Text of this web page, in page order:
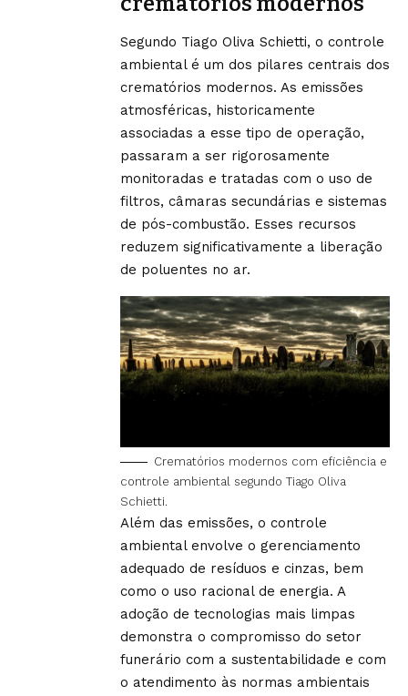
Segundo Tiago Oliva Schietti, o controle
ambiental é um dos pilares centrais dos
crematórios modernos. As emissões
atmosféricas, historicamente
associadas a esse tipo de operação,
passaram a ser rigorosamente
monitoradas e tratadas com o uso de
filtros, câmaras secundárias e sistemas
de pós-combustão. Esses recursos
reduzem significativamente a liberação
de poluentes no ar.
Crematórios modernos com eficiência e
controle ambiental segundo Tiago Oliva
Schietti.
Além das emissões, o controle
ambiental envolve o gerenciamento
adequado de resíduos e cinzas, bem
como o uso racional de energia. A
adoção de tecnologias mais limpas
demonstra o compromisso do setor
funerário com a sustentabilidade e com
o atendimento às normas ambientais